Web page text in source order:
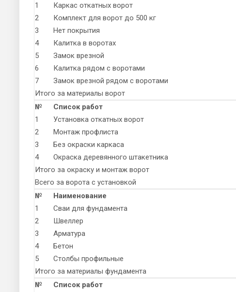
1
Каркас откатных ворот
2
Комплект для ворот до 500 кг
3
Нет покрытия
4
Калитка в воротах
5
Замок врезной
6
Калитка рядом с воротами
7
Замок врезной рядом с воротами
Итого за материалы ворот
№
Список работ
1
Установка откатных ворот
2
Монтаж профлиста
3
Без окраски каркаса
4
Окраска деревянного штакетника
Итого за окраску и монтаж ворот
Всего за ворота с установкой
№
Наименование
1
Сваи для фундамента
2
Швеллер
3
Арматура
4
Бетон
5
Столбы профильные
Итого за материалы фундамента
№
Список работ